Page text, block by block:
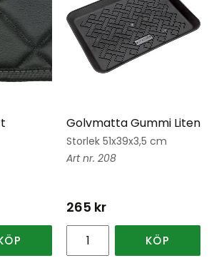
Golvmatta Gummi Liten
Storlek 51x39x3,5 cm
208
265 kr
KÖP